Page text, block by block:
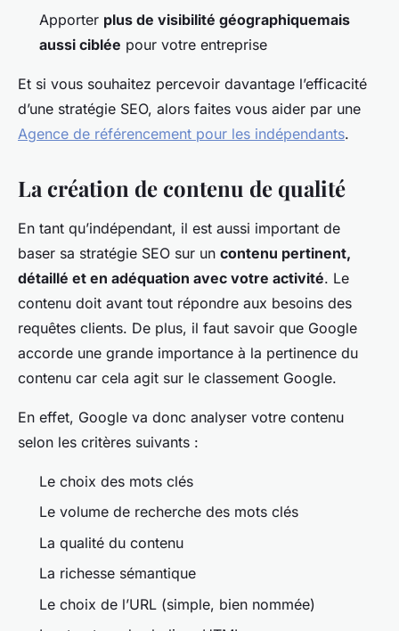
Apporter plus de visibilité géographiquemais
aussi ciblée pour votre entreprise
Et si vous souhaitez percevoir davantage l’efficacité
d’une stratégie SEO, alors faites vous aider par une
Agence de référencement pour les indépendants.
La création de contenu de qualité
En tant qu’indépendant, il est aussi important de
baser sa stratégie SEO sur un contenu pertinent,
détaillé et en adéquation avec votre activité. Le
contenu doit avant tout répondre aux besoins des
requêtes clients. De plus, il faut savoir que Google
accorde une grande importance à la pertinence du
contenu car cela agit sur le classement Google.
En effet, Google va donc analyser votre contenu
selon les critères suivants :
Le choix des mots clés
Le volume de recherche des mots clés
La qualité du contenu
La richesse sémantique
Le choix de l’URL (simple, bien nommée)